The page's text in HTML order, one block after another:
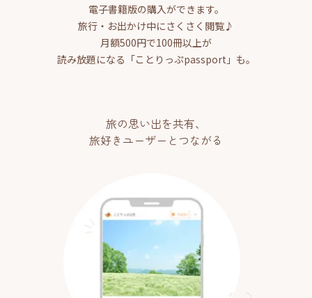
電子書籍版の購入ができます。
旅行・お出かけ中にさくさく閲覧♪
月額500円で100冊以上が
読み放題になる「ことりっぷpassport」も。
旅の思い出を共有、
旅好きユーザーとつながる